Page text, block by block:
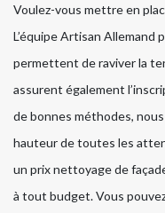
Voulez-vous mettre en
L’équipe Artisan
permettent de raviver la
assurent également
de bonnes méthodes,
hauteur de toutes les
un prix nettoyage de
à tout budget. Vous